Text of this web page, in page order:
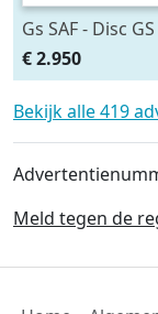
Gs SAF - Disc
schuilzeil
assen -
Luchtvering -
€ 2.950
Bekijk alle 419
Meld tegen de